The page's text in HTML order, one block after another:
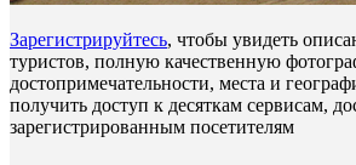
Зарегистрируйтесь, чтобы увидеть
туристов, полную качественную
достопримечательности, места и
получить доступ к десяткам сервисам,
зарегистрированным посетителям